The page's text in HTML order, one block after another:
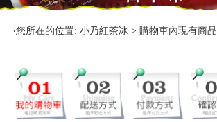
‧您所在的位置: 小乃紅茶冰 > 購物車內現有商品